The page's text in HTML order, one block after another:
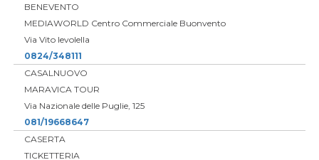
BENEVENTO
MEDIAWORLD Centro Commerciale Buonvento
Via Vito levolella
0824/348111
CASALNUOVO
MARAVICA TOUR
Via Nazionale delle Puglie, 125
081/19668647
CASERTA
TICKETTERIA